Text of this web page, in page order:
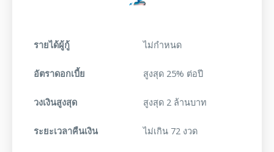
รายได้ผู้กู้ ไม่กำหนด
อัตราดอกเบี้ย สูงสุด 25% ต่อปี
วงเงินสูงสุด สูงสุด 2 ล้านบาท
ระยะเวลาคืนเงิน ไม่เกิน 72 งวด